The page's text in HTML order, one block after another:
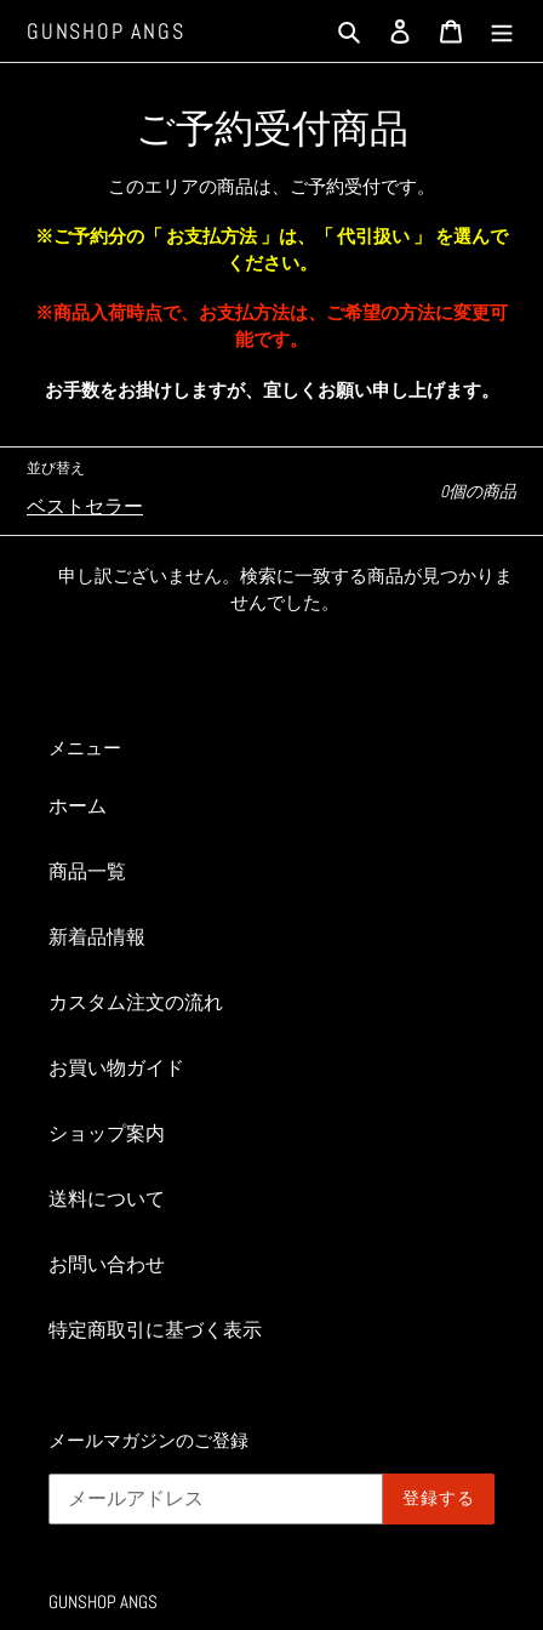
テ
GUNSHOP ANGS 検索 ログインカート
コ
レ
ク
ョ
:
ご予約受付商品
このエリアの商品は、ご予約受付です。
※ご予約分の「 お支払方法 」は、「 代引扱い 」 を選んで
ください。
※商品入荷時点で、お支払方法は、ご希望の方法に変更可
能です。
お手数をお掛けしますが、宜しくお願い申し上げます。
並び替え
0個の商品
申し訳ございません。検索に一致する商品が見つかりま
せんでした。
メニュー
ホーム
商品一覧
新着品情報
カスタム注文の流れ
お買い物ガイド
ショップ案内
送料について
お問い合わせ
特定商取引に基づく表示
メールマガジンのご登録
登録する
GUNSHOP ANGS